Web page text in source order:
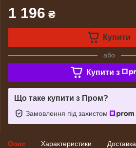
1 196 ₴
Купити
або
Купити з
Що таке купити з Пром?
Замовлення під захистом
Опис Характеристики Доставка